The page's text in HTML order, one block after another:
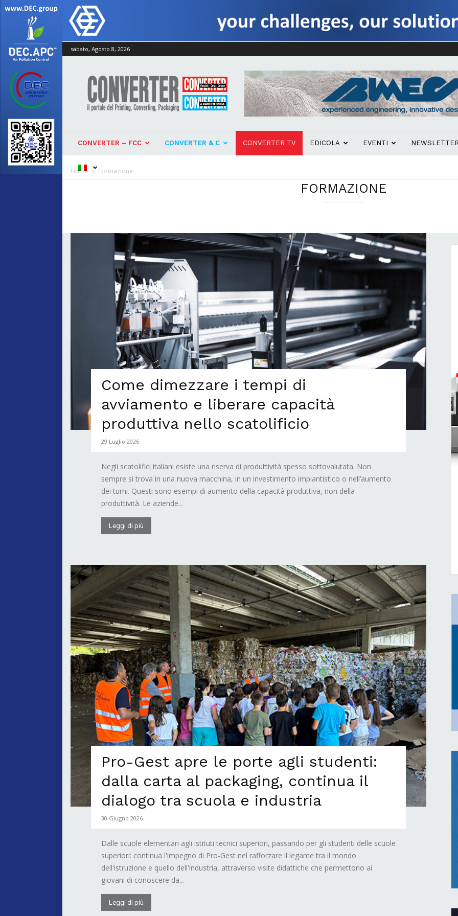
sabato, Agosto 8, 2026
Converter
CONVERTER – FCC CONVERTER & C CONVERTER TV EDICOLA EVENTI
Home Formazione
FORMAZIONE
Come dimezzare i tempi di
avviamento e liberare capacità
produttiva nello scatolificio
29 Luglio 2026
Negli scatolifici italiani esiste una riserva di produttività spesso sottovalutata. Non
sempre si trova in una nuova macchina, in un investimento impiantistico o nell’aumento
dei turni. Questi sono esempi di aumento della capacità produttiva, non della
produttività. Le aziende...
Leggi di più
Pro-Gest apre le porte agli studenti:
dalla carta al packaging, continua il
dialogo tra scuola e industria
30 Giugno 2026
Dalle scuole elementari agli istituti tecnici superiori, passando per gli studenti delle scuole
superiori: continua l'impegno di Pro-Gest nel rafforzare il legame tra il mondo
dell'istruzione e quello dell'industria, attraverso visite didattiche che permettono ai
giovani di conoscere da...
Leggi di più